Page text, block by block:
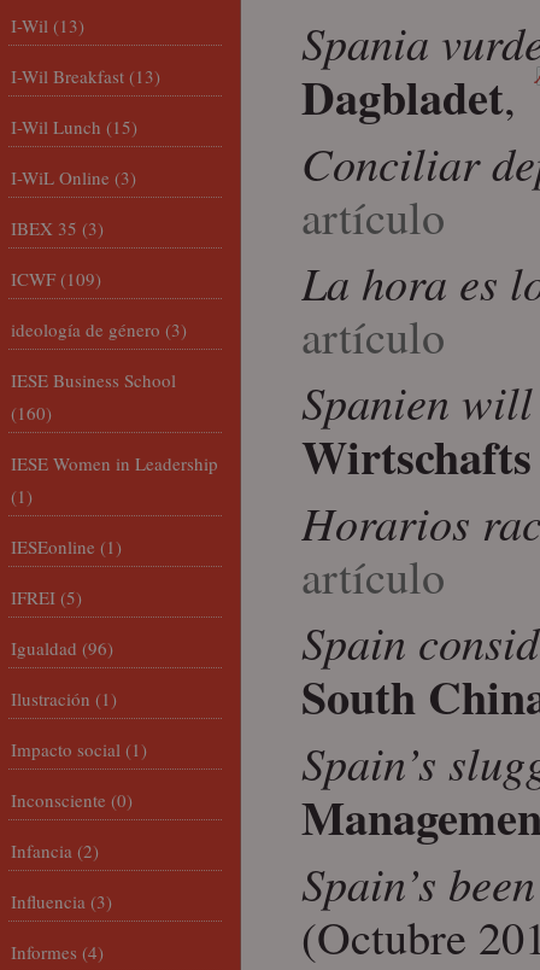
Spania
Dagbladet,
Conciliar
artículo
La hora es
artículo
Spanien
Wirtschafts
Horarios
artículo
Spain
South
Spain’s
Spain’s
(Octubre
I-Wil (13)
I-Wil Breakfast (13)
I-Wil Lunch (15)
I-WiL Online (3)
IBEX 35 (3)
ICWF (109)
ideología de género (3)
IESE Business School
(160)
IESE Women in Leadership
(1)
IESEonline (1)
IFREI (5)
Igualdad (96)
Ilustración (1)
Impacto social (1)
Inconsciente (0)
Infancia (2)
Influencia (3)
Informes (4)